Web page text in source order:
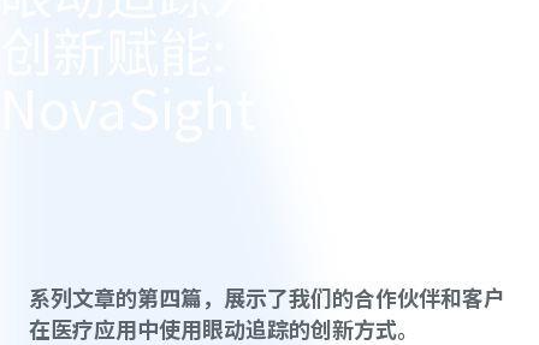
系列文章的第四篇，展示了我们的合作伙伴和客户
在医疗应用中使用眼动追踪的创新方式。